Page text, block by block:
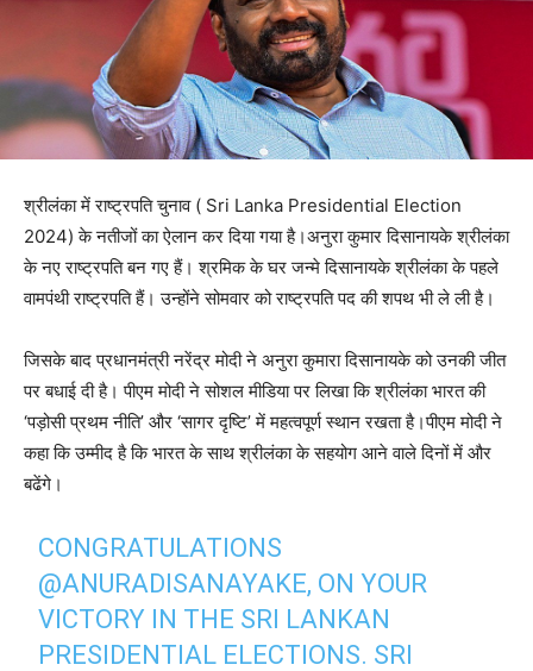
श्रीलंका में राष्ट्रपति चुनाव ( Sri Lanka Presidential Election
2024) के नतीजों का ऐलान कर दिया गया है।अनुरा कुमार दिसानायके श्रीलंका
के नए राष्ट्रपति बन गए हैं। श्रमिक के घर जन्मे दिसानायके श्रीलंका के पहले
वामपंथी राष्ट्रपति हैं। उन्होंने सोमवार को राष्ट्रपति पद की शपथ भी ले ली है।
जिसके बाद प्रधानमंत्री नरेंद्र मोदी ने अनुरा कुमारा दिसानायके को उनकी जीत
पर बधाई दी है। पीएम मोदी ने सोशल मीडिया पर लिखा कि श्रीलंका भारत की
‘पड़ोसी प्रथम नीति’ और ‘सागर दृष्टि’ में महत्वपूर्ण स्थान रखता है।पीएम मोदी ने
कहा कि उम्मीद है कि भारत के साथ श्रीलंका के सहयोग आने वाले दिनों में और
बढेंगे।
CONGRATULATIONS
@ANURADISANAYAKE, ON YOUR
VICTORY IN THE SRI LANKAN
PRESIDENTIAL ELECTIONS. SRI